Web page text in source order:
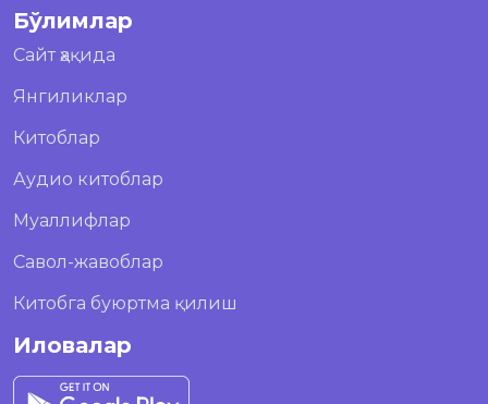
Бўлимлар
Сайт ҳақида
Янгиликлар
Китоблар
Аудио китоблар
Муаллифлар
Савол-жавоблар
Китобга буюртма қилиш
Иловалар